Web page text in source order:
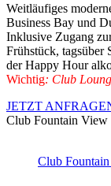
Weitläufiges
Business Bay und
Inklusive Zugang
Frühstück, tagsüber
der Happy Hour
Wichtig: Club
JETZT
Club Fountain View
Club